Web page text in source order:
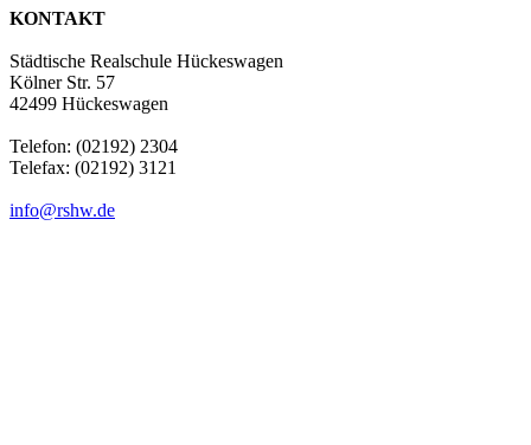
KONTAKT
Städtische Realschule Hückeswagen
Kölner Str. 57
42499 Hückeswagen
Telefon: (02192) 2304
Telefax: (02192) 3121
info@rshw.de